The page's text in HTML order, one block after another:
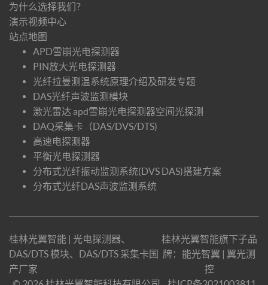
为什么选择我们？
演示视频中心
站点地图
APD雪崩光电探测器
PIN放大光电探测器
光纤拉曼测温系统原理介绍及研发专题
DAS光纤声波监测模块
激光雷达 apd雪崩光电探测器空间光探测
DAQ采集卡（DAS/DVS/DTS)
高速电探测器
平衡光电探测器
分布式光纤振动监测系统(DVS DAS)搭建方案
分布式光纤DAS声波监测系统
桂林光翼智能 | 光电探测器、
DAS/DTS 模块、DAS/DTS 采集卡国
产厂家
桂林光翼智能旗下子品
牌： 能光智翼 | 翼光测
控